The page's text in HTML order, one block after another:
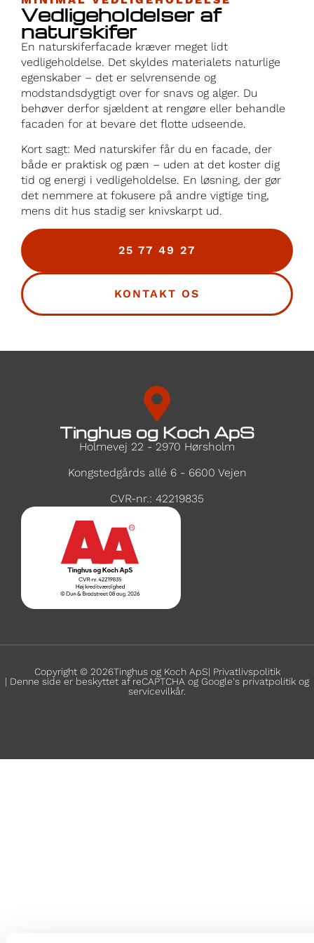
Vedligeholdelser af
naturskifer
En naturskiferfacade kræver meget lidt
vedligeholdelse. Det skyldes materialets naturlige
egenskaber – det er selvrensende og
modstandsdygtigt over for snavs og alger. Du
behøver derfor sjældent at rengøre eller behandle
facaden for at bevare det flotte udseende.
Kort sagt: Med naturskifer får du en facade, der
både er praktisk og pæn – uden at det koster dig
tid og energi i vedligeholdelse. En løsning, der gør
det nemmere at fokusere på andre vigtige ting,
mens dit hus stadig ser knivskarpt ud.
25 77 49 27
KONTAKT OS
Tinghus og Koch ApS
Holmevej 22 - 2970 Hørsholm
Kongstedgårds allé 6 - 6600 Vejen
CVR-nr.: 42219835
Copyright © 2026Tinghus og Koch ApS| Privatlivspolitik
| Denne side er beskyttet af reCAPTCHA og Google's privatpolitik og
servicevilkår.